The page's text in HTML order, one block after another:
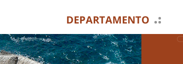
DEPARTAMENTO